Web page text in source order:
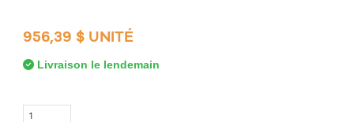
956,39 $ UNITÉ
Livraison le lendemain